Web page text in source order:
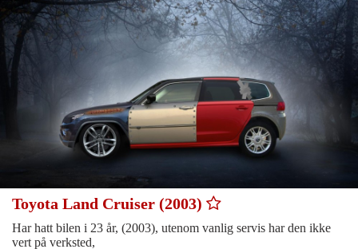
Toyota Land Cruiser (2003)
Har hatt bilen i 23 år, (2003), utenom vanlig servis har den ikke
vert på verksted,